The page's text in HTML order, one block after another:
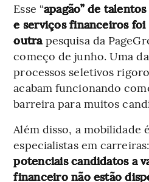
Esse “apagão” de
e serviços financeiros
outra pesquisa da
começo de junho. Uma
processos seletivos
acabam funcionando
barreira para muitos
Além disso, a mobilidade
especialistas em
potenciais candidatos a
financeiro não estão